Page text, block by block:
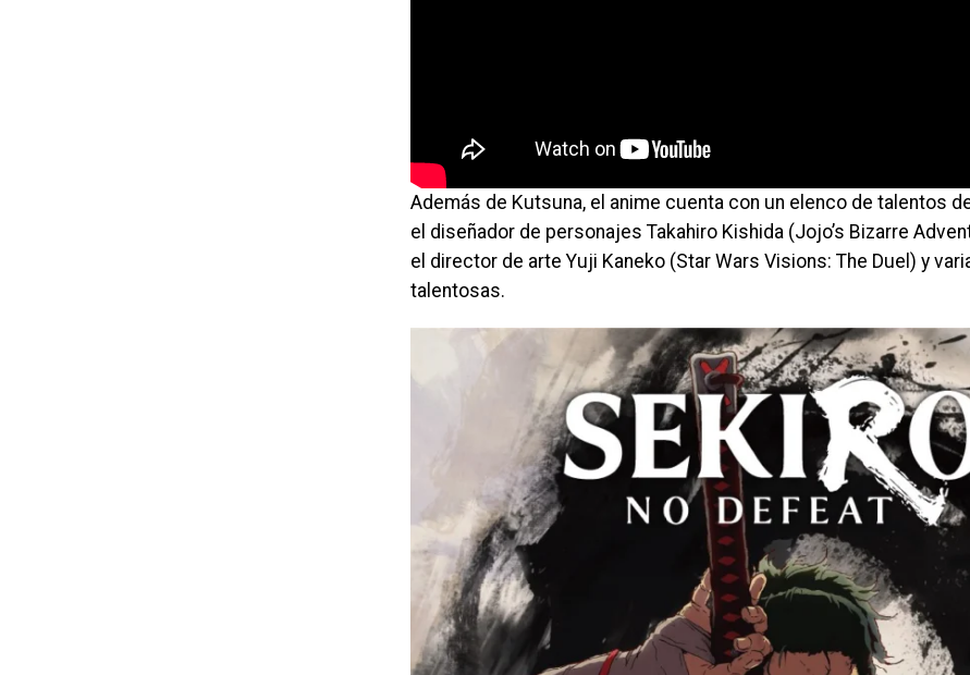
Además de Kutsuna, el anime cuenta con un elenco de talentos
el diseñador de personajes Takahiro Kishida (Jojo’s Bizarre
el director de arte Yuji Kaneko (Star Wars Visions: The Duel) y
talentosas.